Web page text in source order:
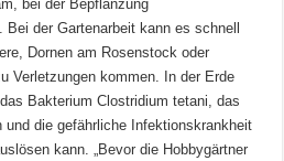
bei der Bepflanzung
der Gartenarbeit kann es schnell
Dornen am Rosenstock oder
Verletzungen kommen. In der Erde
Bakterium Clostridium tetani, das
und die gefährliche Infektionskrankheit
kann. „Bevor die Hobbygärtner